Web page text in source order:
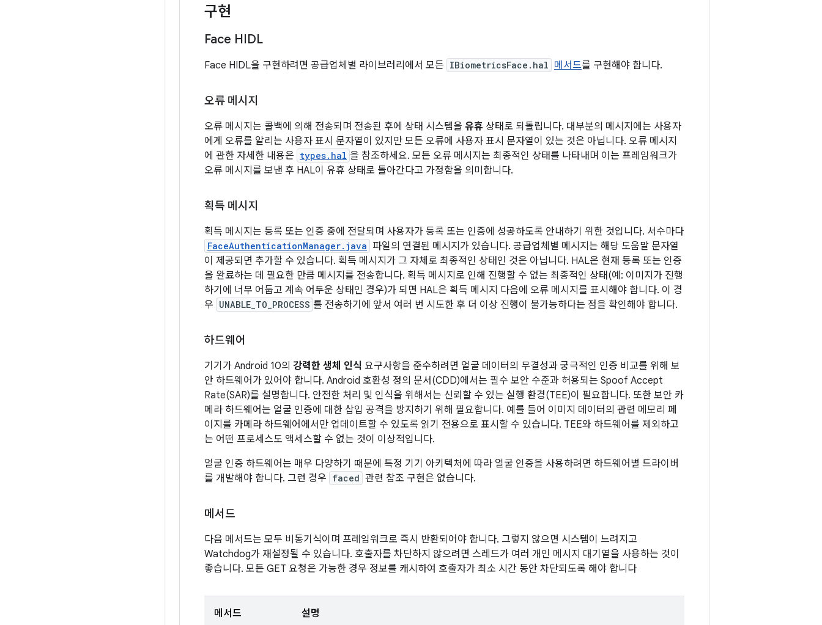
구현
Face HIDL
Face HIDL을 구현하려면 공급업체별 라이브러리에서 모든 IBiometricsFace.hal 메서드를 구현해야 합니다.
오류 메시지
오류 메시지는 콜백에 의해 전송되며 전송된 후에 상태 시스템을 유휴 상태로 되돌립니다. 대부분의 메시지에는 사용자
에게 오류를 알리는 사용자 표시 문자열이 있지만 모든 오류에 사용자 표시 문자열이 있는 것은 아닙니다. 오류 메시지
에 관한 자세한 내용은 types.hal 을 참조하세요. 모든 오류 메시지는 최종적인 상태를 나타내며 이는 프레임워크가
오류 메시지를 보낸 후 HAL이 유휴 상태로 돌아간다고 가정함을 의미합니다.
획득 메시지
획득 메시지는 등록 또는 인증 중에 전달되며 사용자가 등록 또는 인증에 성공하도록 안내하기 위한 것입니다. 서수마다
FaceAuthenticationManager.java 파일의 연결된 메시지가 있습니다. 공급업체별 메시지는 해당 도움말 문자열
이 제공되면 추가할 수 있습니다. 획득 메시지가 그 자체로 최종적인 상태인 것은 아닙니다. HAL은 현재 등록 또는 인증
을 완료하는 데 필요한 만큼 메시지를 전송합니다. 획득 메시지로 인해 진행할 수 없는 최종적인 상태(예: 이미지가 진행
하기에 너무 어둡고 계속 어두운 상태인 경우)가 되면 HAL은 획득 메시지 다음에 오류 메시지를 표시해야 합니다. 이 경
우 UNABLE_TO_PROCESS 를 전송하기에 앞서 여러 번 시도한 후 더 이상 진행이 불가능하다는 점을 확인해야 합니다.
하드웨어
기기가 Android 10의 강력한 생체 인식 요구사항을 준수하려면 얼굴 데이터의 무결성과 궁극적인 인증 비교를 위해 보
안 하드웨어가 있어야 합니다. Android 호환성 정의 문서(CDD)에서는 필수 보안 수준과 허용되는 Spoof Accept
Rate(SAR)를 설명합니다. 안전한 처리 및 인식을 위해서는 신뢰할 수 있는 실행 환경(TEE)이 필요합니다. 또한 보안 카
메라 하드웨어는 얼굴 인증에 대한 삽입 공격을 방지하기 위해 필요합니다. 예를 들어 이미지 데이터의 관련 메모리 페
이지를 카메라 하드웨어에서만 업데이트할 수 있도록 읽기 전용으로 표시할 수 있습니다. TEE와 하드웨어를 제외하고
는 어떤 프로세스도 액세스할 수 없는 것이 이상적입니다.
얼굴 인증 하드웨어는 매우 다양하기 때문에 특정 기기 아키텍처에 따라 얼굴 인증을 사용하려면 하드웨어별 드라이버
를 개발해야 합니다. 그런 경우 faced 관련 참조 구현은 없습니다.
메서드
다음 메서드는 모두 비동기식이며 프레임워크로 즉시 반환되어야 합니다. 그렇지 않으면 시스템이 느려지고
Watchdog가 재설정될 수 있습니다. 호출자를 차단하지 않으려면 스레드가 여러 개인 메시지 대기열을 사용하는 것이
좋습니다. 모든 GET 요청은 가능한 경우 정보를 캐시하여 호출자가 최소 시간 동안 차단되도록 해야 합니다
메서드 설명